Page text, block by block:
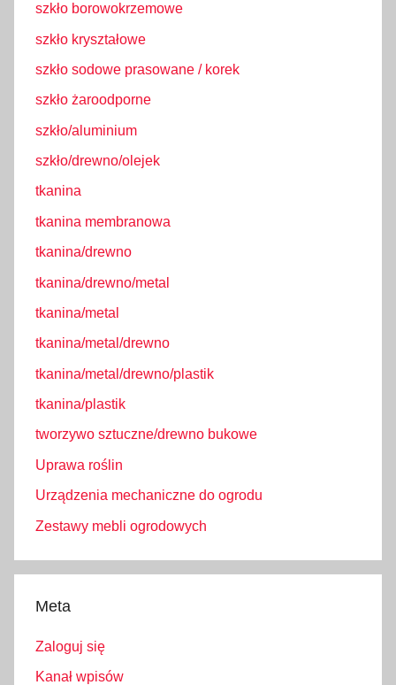
szkło borowokrzemowe
szkło kryształowe
szkło sodowe prasowane / korek
szkło żaroodporne
szkło/aluminium
szkło/drewno/olejek
tkanina
tkanina membranowa
tkanina/drewno
tkanina/drewno/metal
tkanina/metal
tkanina/metal/drewno
tkanina/metal/drewno/plastik
tkanina/plastik
tworzywo sztuczne/drewno bukowe
Uprawa roślin
Urządzenia mechaniczne do ogrodu
Zestawy mebli ogrodowych
Meta
Zaloguj się
Kanał wpisów